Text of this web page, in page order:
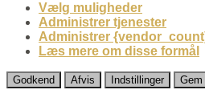
Vælg muligheder
Administrer tjenester
Administrer
Læs mere om disse formål
Godkend Afvis Indstillinger Gem